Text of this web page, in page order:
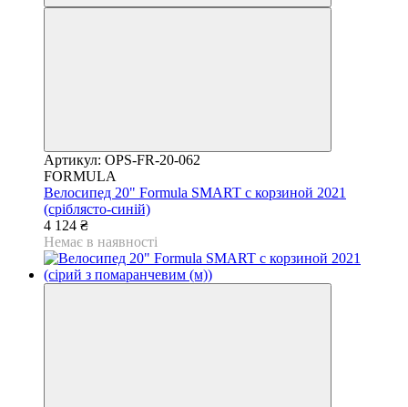
Артикул: OPS-FR-20-062
FORMULA
Велосипед 20" Formula SMART с корзиной 2021
(сріблясто-синій)
4 124 ₴
Немає в наявності